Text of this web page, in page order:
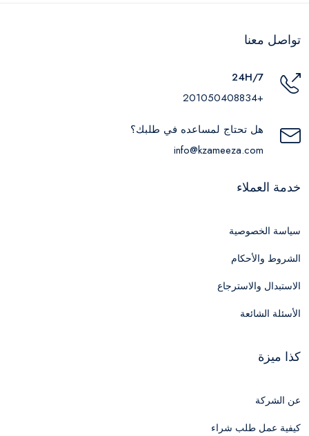
تواصل معنا
24H/7
+201050408834
هل تحتاج لمساعده في طلبك؟
info@kzameeza.com
خدمة العملاء
سياسة الخصوصية
الشروط والأحكام
الاستبدال والاسترجاع
الأسئلة الشائعة
كذا ميزة
عن الشركة
كيفية عمل طلب شراء